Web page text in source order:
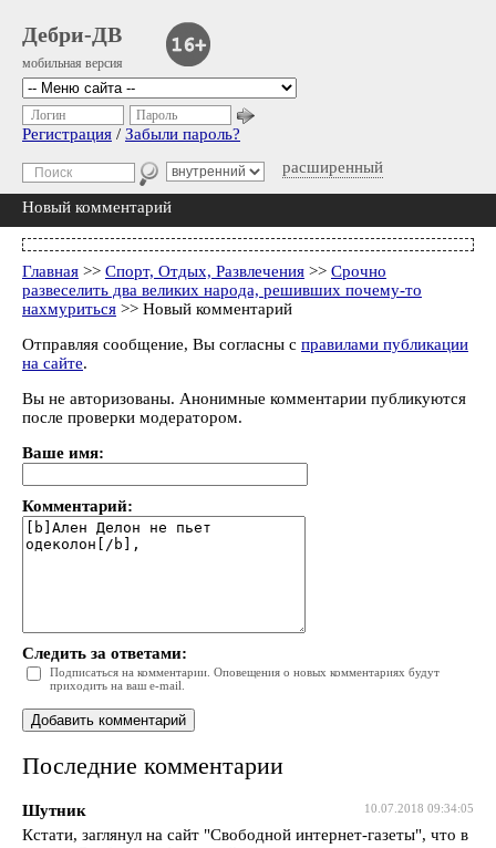
Дебри-ДВ
мобильная версия
расширенный
Логин Пароль
Регистрация / Забыли пароль?
Новый комментарий
Главная >> Спорт, Отдых, Развлечения >> Срочно
развеселить два великих народа, решивших почему-то
нахмуриться >> Новый комментарий
Отправляя сообщение, Вы согласны с правилами публикации
на сайте.
Вы не авторизованы. Анонимные комментарии публикуются
после проверки модератором.
Ваше имя:
Комментарий:
Следить за ответами:
Подписаться на комментарии. Оповещения о новых комментариях будут
приходить на ваш e-mail.
Последние комментарии
10.07.2018 09:34:05
Шутник
Кстати, заглянул на сайт "Свободной интернет-газеты", что в